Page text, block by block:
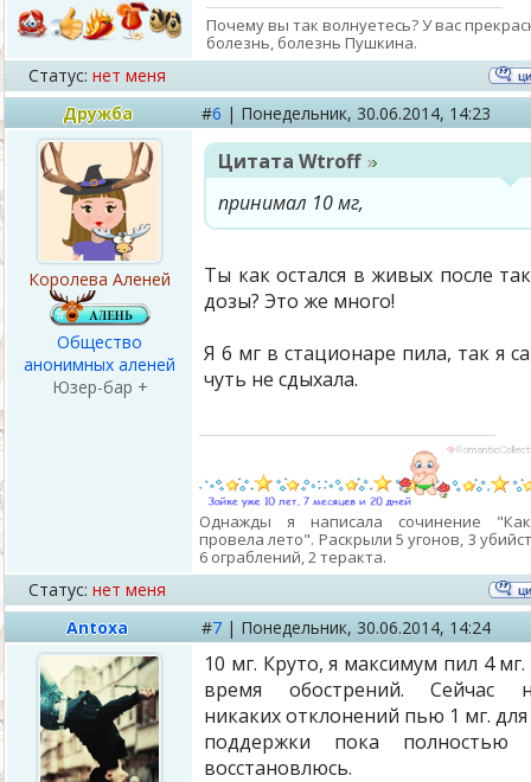
Почему вы так волнуетесь? У вас
болезнь, болезнь Пушкина.
Статус: нет меня
Дружба
#6 | Понедельник, 30.06.2014, 14:23
Королева Аленей
Общество
анонимных аленей
Юзер-бар +
Цитата Wtroff
принимал 10 мг,
Ты как остался в живых после
дозы? Это же много!
Я 6 мг в стационаре пила, так я
чуть не сдыхала.
Однажды я написала сочинение
провела лето". Раскрыли 5 угонов, 3
6 ограблений, 2 теракта.
Статус: нет меня
Antoxa
#7 | Понедельник, 30.06.2014, 14:24
10 мг. Круто, я максимум пил 4
время обострений. Сейчас
никаких отклонений пью 1 мг. для
поддержки пока полностью
восстановлюсь.